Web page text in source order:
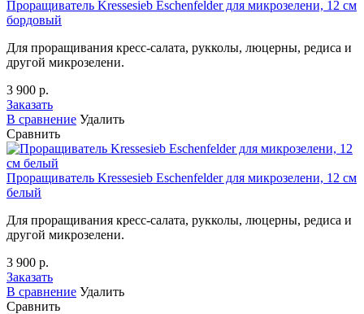
Проращиватель Kressesieb Eschenfelder для микрозелени, 12 см
бордовый
Для проращивания кресс-салата, рукколы, люцерны, редиса и
другой микрозелени.
3 900 р.
Заказать
В сравнение Удалить
Сравнить
Проращиватель Kressesieb Eschenfelder для микрозелени, 12 см
белый
Для проращивания кресс-салата, рукколы, люцерны, редиса и
другой микрозелени.
3 900 р.
Заказать
В сравнение Удалить
Сравнить